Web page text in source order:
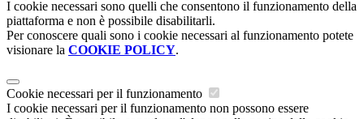
I cookie necessari sono quelli che consentono il funzionamento della
piattaforma e non è possibile disabilitarli.
Per conoscere quali sono i cookie necessari al funzionamento potete
visionare la COOKIE POLICY.
Cookie necessari per il funzionamento
I cookie necessari per il funzionamento non possono essere